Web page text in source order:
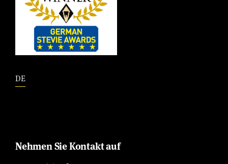
DE
Nehmen Sie Kontakt auf